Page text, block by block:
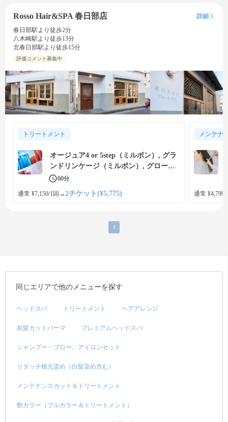
Rosso Hair&SPA 春日部店
詳細
春日部駅より徒歩2分
八木崎駅より徒歩13分
北春日部駅より徒歩15分
評価コメント募集中
トリートメント
オージュア4 or 5step（ミルボン）, グラ
ンドリンケージ（ミルボン）, グローバ
ルミルボン（ミルボン）のトリートメン
60分
通常 ¥7,150/1回 →2チケット(¥5,775)
メンテナ
通常 ¥4,799/
1
同じエリアで他のメニューを探す
ヘッドスパ トリートメント ヘアアレンジ
前髪カットパーマ プレミアムヘッドスパ
シャンプー・ブロー、アイロンセット
リタッチ根元染め（白髪染め含む）
メンテナンスカット＆トリートメント
艶カラー（フルカラー＆トリートメント）